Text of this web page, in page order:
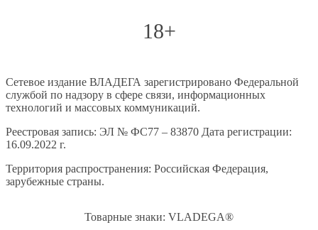
18+
Сетевое издание ВЛАДЕГА зарегистрировано Федеральной
службой по надзору в сфере связи, информационных
технологий и массовых коммуникаций.
Реестровая запись: ЭЛ № ФС77 – 83870 Дата регистрации:
16.09.2022 г.
Территория распространения: Российская Федерация,
зарубежные страны.
Товарные знаки: VLADEGA®